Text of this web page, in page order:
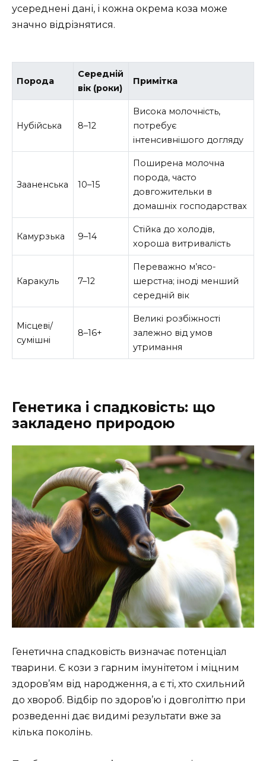
усереднені дані, і кожна окрема коза може
значно відрізнятися.
Порода
Середній
вік (роки)
Примітка
Нубійська 8–12
Висока молочність,
потребує
інтенсивнішого догляду
Зааненська 10–15
Поширена молочна
порода, часто
довгожительки в
домашніх господарствах
Камурзька 9–14
Стійка до холодів,
хороша витривалість
Каракуль 7–12
Переважно м’ясо-
шерстна; іноді менший
середній вік
Місцеві/
сумішні
8–16+
Великі розбіжності
залежно від умов
утримання
Генетика і спадковість: що
закладено природою
Генетична спадковість визначає потенціал
тварини. Є кози з гарним імунітетом і міцним
здоров’ям від народження, а є ті, хто схильний
до хвороб. Відбір по здоров’ю і довголіттю при
розведенні дає видимі результати вже за
кілька поколінь.